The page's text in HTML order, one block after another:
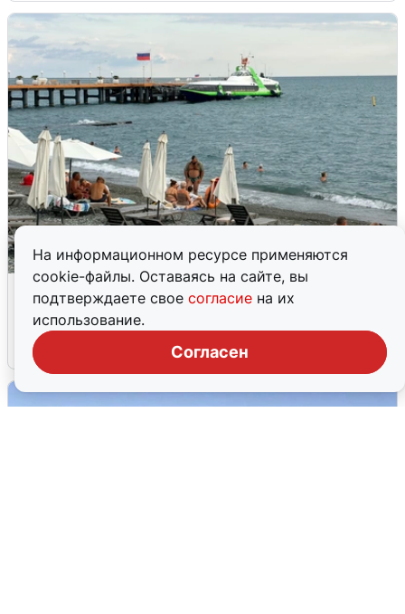
На информационном ресурсе применяются
cookie-файлы. Оставаясь на сайте, вы
подтверждаете свое согласие на их
использование.
Согласен
Жители и туристы Сочи рассказали
об атаке БПЛА 5 августа
5 августа